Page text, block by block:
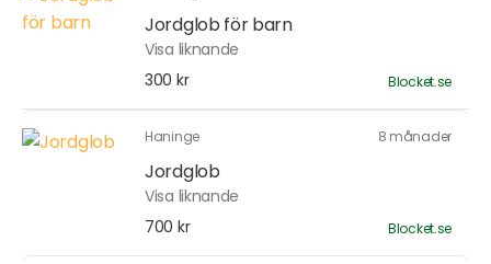
Jordglob för barn
Visa liknande
300 kr
Blocket.se
Haninge 8 månader
Jordglob
Visa liknande
700 kr
Blocket.se